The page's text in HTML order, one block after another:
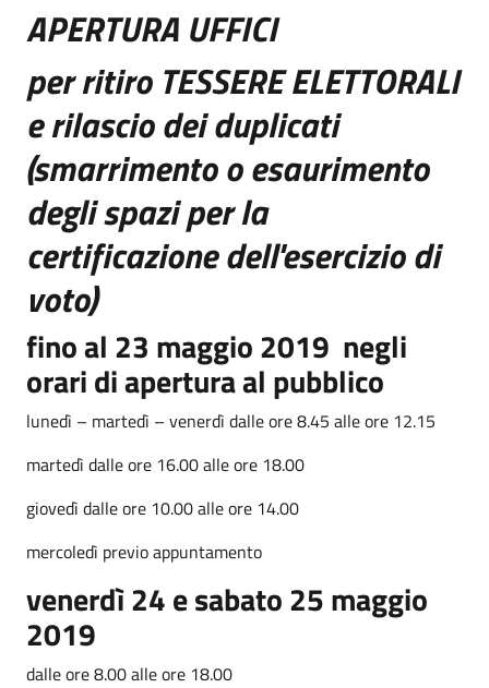
APERTURA UFFICI
per ritiro TESSERE ELETTORALI
e rilascio dei duplicati
(smarrimento o esaurimento
degli spazi per la
certificazione dell'esercizio di
voto)
fino al 23 maggio 2019 negli
orari di apertura al pubblico
lunedì – martedì – venerdì dalle ore 8.45 alle ore 12.15
martedì dalle ore 16.00 alle ore 18.00
giovedì dalle ore 10.00 alle ore 14.00
mercoledì previo appuntamento
venerdì 24 e sabato 25 maggio
2019
dalle ore 8.00 alle ore 18.00